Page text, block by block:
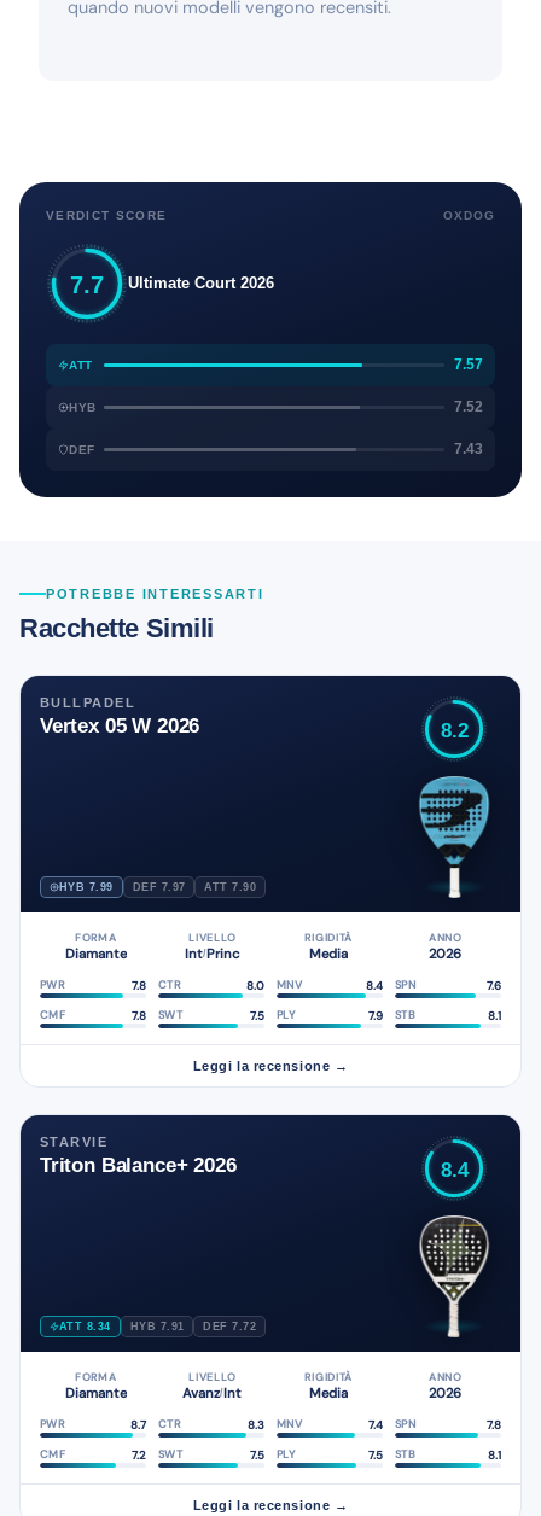
quando nuovi modelli vengono recensiti.
VERDICT SCORE OXDOG
7.7 Ultimate Court 2026
ATT 7.57
HYB 7.52
DEF 7.43
POTREBBE INTERESSARTI
Racchette Simili
BULLPADEL
Vertex 05 W 2026
HYB 7.99 DEF 7.97 ATT 7.90
8.2
FORMA
Diamante
LIVELLO
Int/Princ
RIGIDITÀ
Media
ANNO
2026
PWR 7.8 CTR 8.0 MNV 8.4 SPN 7.6
CMF 7.8 SWT 7.5 PLY 7.9 STB 8.1
Leggi la recensione →
STARVIE
Triton Balance+ 2026
ATT 8.34 HYB 7.91 DEF 7.72
8.4
FORMA
Diamante
LIVELLO
Avanz/Int
RIGIDITÀ
Media
ANNO
2026
PWR 8.7 CTR 8.3 MNV 7.4 SPN 7.8
CMF 7.2 SWT 7.5 PLY 7.5 STB 8.1
Leggi la recensione →